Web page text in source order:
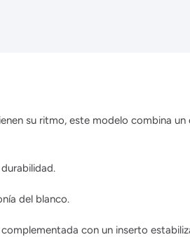
su ritmo, este modelo combina un
del blanco.
con un inserto